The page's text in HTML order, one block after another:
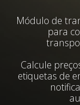
Módulo de
para
Calcule
etiquetas de